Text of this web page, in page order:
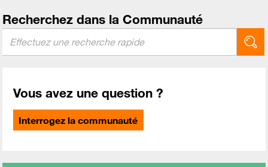
Recherchez dans la Communauté
Vous avez une question ?
Interrogez la communauté